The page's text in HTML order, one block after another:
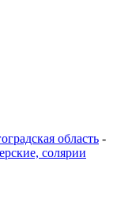
область -
солярии